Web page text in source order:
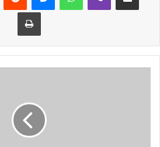
अस्थाई ट्राफिक पोष्टहरुले एकै पटक यो
पहिलो चरणमा १ महिना सम्म संचालन गरिने
चालकको लापरवाहीबाट हुने दुर्घटनामा
मुख्य उद्देश्य रहेको छ ।
Print